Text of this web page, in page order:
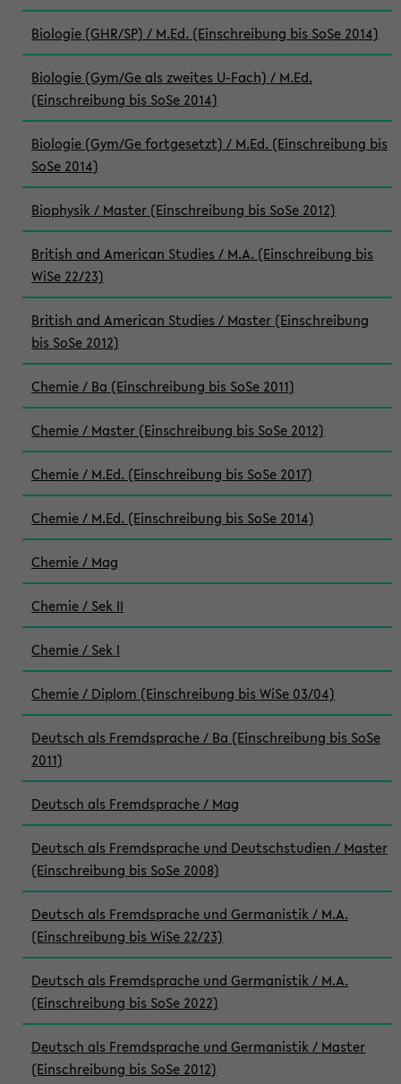
Biologie (GHR/SP) / M.Ed. (Einschreibung bis SoSe 2014)
Biologie (Gym/Ge als zweites U-Fach) / M.Ed.
(Einschreibung bis SoSe 2014)
Biologie (Gym/Ge fortgesetzt) / M.Ed. (Einschreibung bis
SoSe 2014)
Biophysik / Master (Einschreibung bis SoSe 2012)
British and American Studies / M.A. (Einschreibung bis
WiSe 22/23)
British and American Studies / Master (Einschreibung
bis SoSe 2012)
Chemie / Ba (Einschreibung bis SoSe 2011)
Chemie / Master (Einschreibung bis SoSe 2012)
Chemie / M.Ed. (Einschreibung bis SoSe 2017)
Chemie / M.Ed. (Einschreibung bis SoSe 2014)
Chemie / Mag
Chemie / Sek II
Chemie / Sek I
Chemie / Diplom (Einschreibung bis WiSe 03/04)
Deutsch als Fremdsprache / Ba (Einschreibung bis SoSe
2011)
Deutsch als Fremdsprache / Mag
Deutsch als Fremdsprache und Deutschstudien / Master
(Einschreibung bis SoSe 2008)
Deutsch als Fremdsprache und Germanistik / M.A.
(Einschreibung bis WiSe 22/23)
Deutsch als Fremdsprache und Germanistik / M.A.
(Einschreibung bis SoSe 2022)
Deutsch als Fremdsprache und Germanistik / Master
(Einschreibung bis SoSe 2012)